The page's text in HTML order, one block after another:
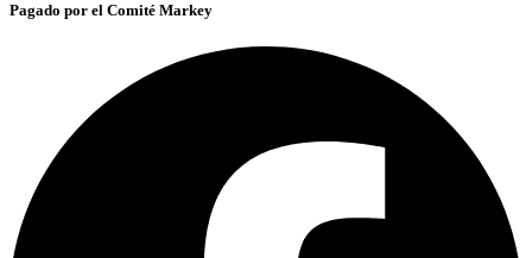
Pagado por el Comité Markey